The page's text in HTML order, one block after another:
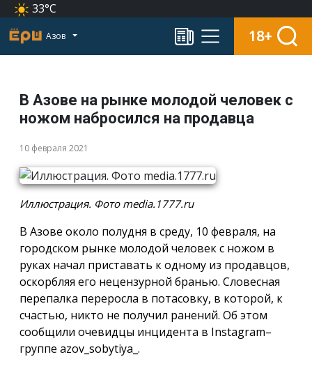
33°C
Азов 18+
В Азове на рынке молодой человек с
ножом набросился на продавца
10 февраля 2021
Иллюстрация. Фото media.1777.ru
В Азове около полудня в среду, 10 февраля, на
городском рынке молодой человек с ножом в
руках начал приставать к одному из продавцов,
оскорбляя его нецензурной бранью. Словесная
перепалка переросла в потасовку, в которой, к
счастью, никто не получил ранений. Об этом
сообщили очевидцы инцидента в Instagram–
группе azov_sobytiya_.